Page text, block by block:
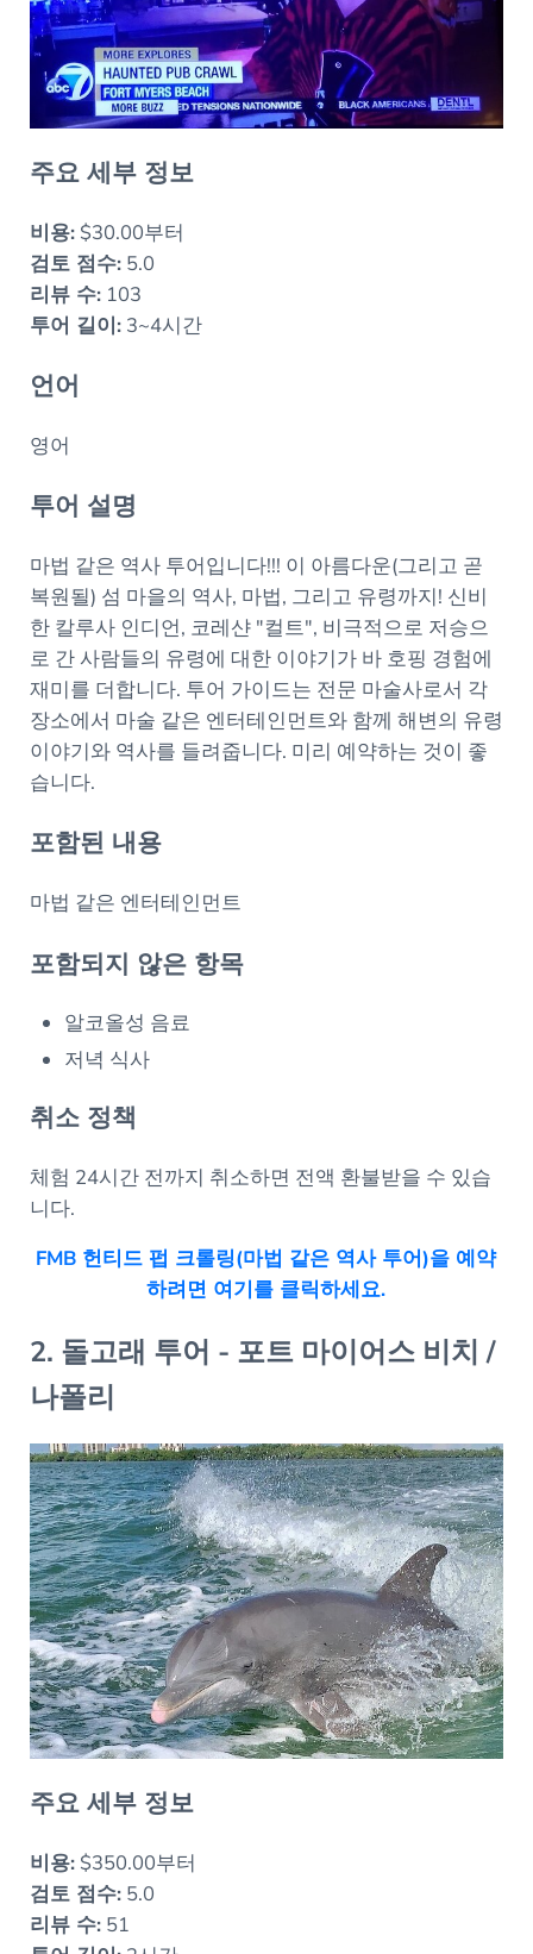
주요 세부 정보
비용:$30.00부터
검토 점수:5.0
리뷰 수:103
투어 길이:3~4시간
언어
영어
투어 설명
마법 같은 역사 투어입니다!!! 이 아름다운(그리고 곧
복원될) 섬 마을의 역사, 마법, 그리고 유령까지! 신비
한 칼루사 인디언, 코레샨 "컬트", 비극적으로 저승으
로 간 사람들의 유령에 대한 이야기가 바 호핑 경험에
재미를 더합니다. 투어 가이드는 전문 마술사로서 각
장소에서 마술 같은 엔터테인먼트와 함께 해변의 유령
이야기와 역사를 들려줍니다. 미리 예약하는 것이 좋
습니다.
포함된 내용
마법 같은 엔터테인먼트
포함되지 않은 항목
알코올성 음료
저녁 식사
취소 정책
체험 24시간 전까지 취소하면 전액 환불받을 수 있습
니다.
FMB 헌티드 펍 크롤링(마법 같은 역사 투어)을 예약
하려면 여기를 클릭하세요.
2. 돌고래 투어 - 포트 마이어스 비치 /
나폴리
주요 세부 정보
비용:$350.00부터
검토 점수:5.0
리뷰 수:51